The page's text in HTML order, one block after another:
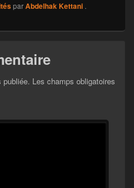
parAbdelhak Kettani .
publiée. Les champs obligatoires